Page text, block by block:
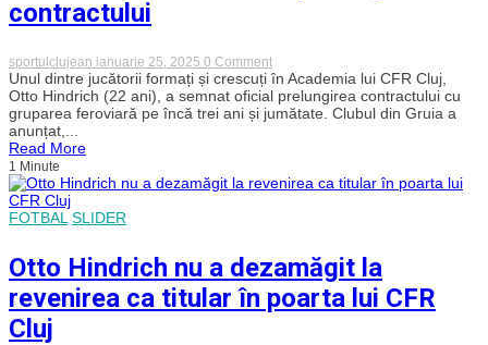
mereu
casa
ta!”
contractului
sportulclujean ianuarie 25, 2025 0 Commenton
Speranța
dintre
buturile
lui
Hindrich,
Unul dintre jucătorii formați și crescuți în Academia lui CFR Cluj,
Otto Hindrich (22 ani), a semnat oficial prelungirea contractului cu
gruparea feroviară pe încă trei ani și jumătate. Clubul din Gruia a
anunțat,...
Read More
1 Minute
FOTBAL SLIDER
Otto Hindrich nu a dezamăgit la
revenirea ca titular în poarta lui CFR
Cluj